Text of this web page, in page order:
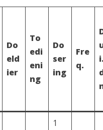
Do
eld
ier
To
edi
eni
ng
Do
ser
ing
Fre
q.
i.
1